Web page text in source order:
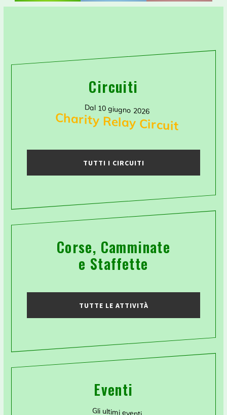
Circuiti
Dal 10 giugno 2026
Charity Relay Circuit
TUTTI I CIRCUITI
Corse, Camminate
e Staffette
TUTTE LE ATTIVITÀ
Eventi
Gli ultimi eventi